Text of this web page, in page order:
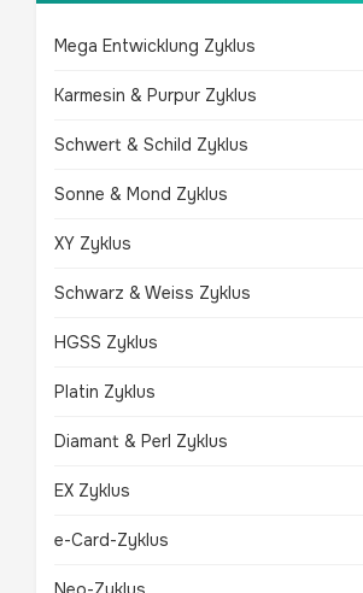
Mega Entwicklung Zyklus
Karmesin & Purpur Zyklus
Schwert & Schild Zyklus
Sonne & Mond Zyklus
XY Zyklus
Schwarz & Weiss Zyklus
HGSS Zyklus
Platin Zyklus
Diamant & Perl Zyklus
EX Zyklus
e-Card-Zyklus